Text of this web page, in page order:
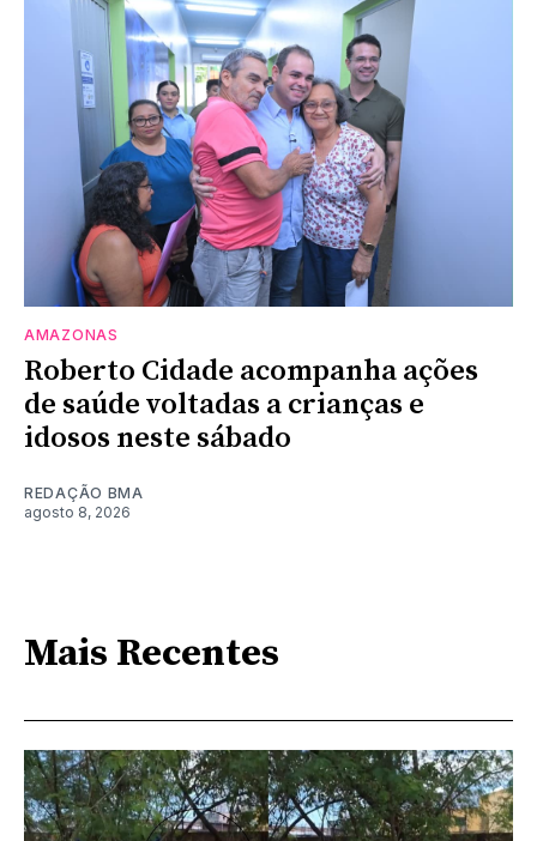
AMAZONAS
Roberto Cidade acompanha ações
de saúde voltadas a crianças e
idosos neste sábado
REDAÇÃO BMA
agosto 8, 2026
Mais Recentes